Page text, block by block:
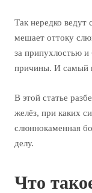
Так нередко ведут
мешает оттоку
за припухлостью и
причины. И самый
В этой статье
желёз, при каких
слюннокаменная
делу.
Что